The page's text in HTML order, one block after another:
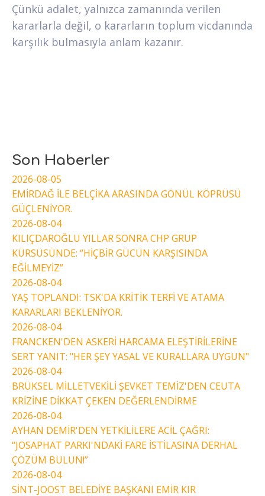
Çünkü adalet, yalnızca zamanında verilen
kararlarla değil, o kararların toplum vicdanında
karşılık bulmasıyla anlam kazanır.
Son Haberler
2026-08-05
EMİRDAĞ İLE BELÇİKA ARASINDA GÖNÜL KÖPRÜSÜ
GÜÇLENİYOR.
2026-08-04
KILIÇDAROĞLU YILLAR SONRA CHP GRUP
KÜRSÜSÜNDE: “HİÇBİR GÜCÜN KARŞISINDA
EĞİLMEYİZ”
2026-08-04
YAŞ TOPLANDI: TSK'DA KRİTİK TERFİ VE ATAMA
KARARLARI BEKLENİYOR.
2026-08-04
FRANCKEN'DEN ASKERİ HARCAMA ELEŞTİRİLERİNE
SERT YANIT: "HER ŞEY YASAL VE KURALLARA UYGUN"
2026-08-04
BRÜKSEL MİLLETVEKİLİ ŞEVKET TEMİZ'DEN CEUTA
KRİZİNE DİKKAT ÇEKEN DEĞERLENDİRME
2026-08-04
AYHAN DEMİR'DEN YETKİLİLERE ACİL ÇAĞRI:
“JOSAPHAT PARKI'NDAKİ FARE İSTİLASINA DERHAL
ÇÖZÜM BULUN!”
2026-08-04
SİNT-JOOST BELEDİYE BAŞKANI EMİR KIR